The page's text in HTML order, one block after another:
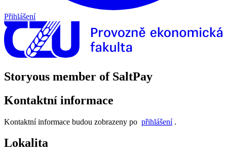
Přihlášení
Storyous member of SaltPay
Kontaktní informace
Kontaktní informace budou zobrazeny po přihlášení.
Lokalita